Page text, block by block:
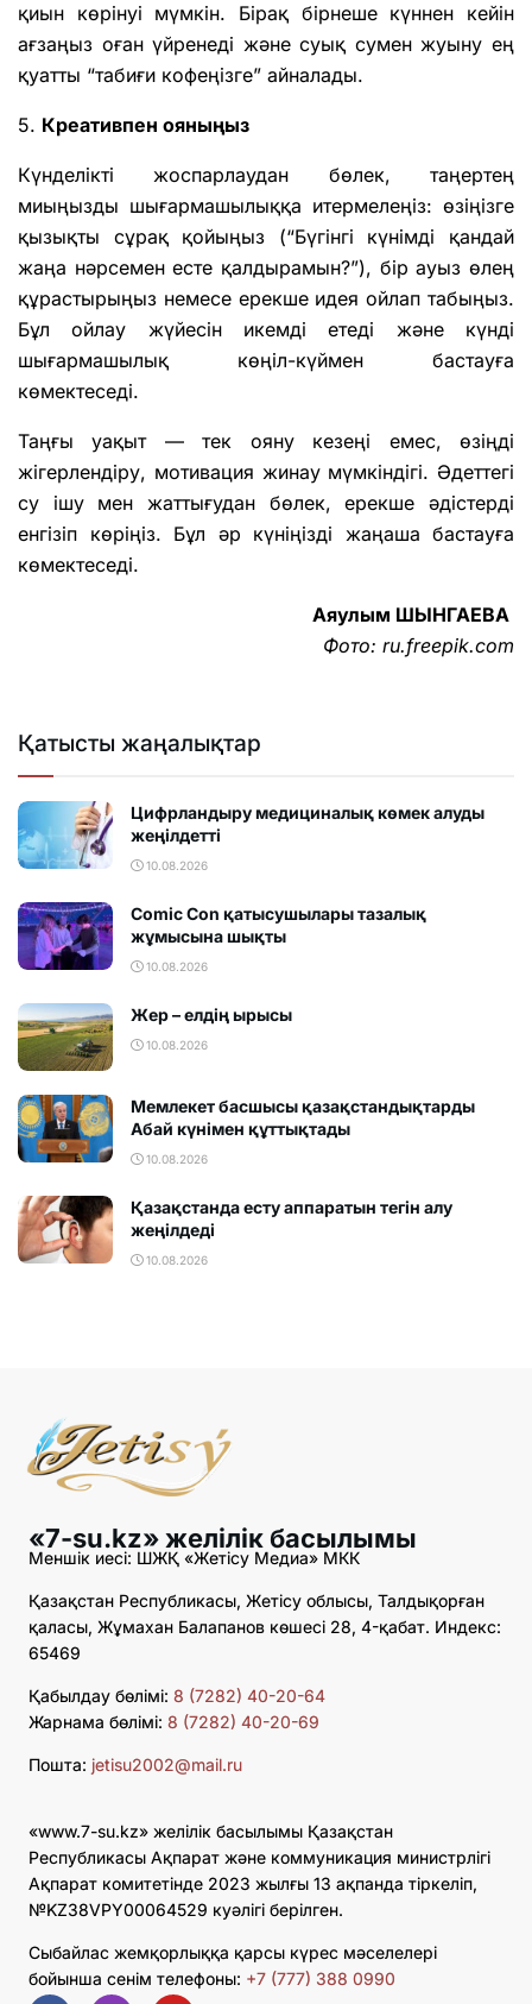
қиын көрінуі мүмкін. Бірақ бірнеше күннен кейін
ағзаңыз оған үйренеді және суық сумен жуыну ең
қуатты “табиғи кофеңізге” айналады.
5. Креативпен ояныңыз
Күнделікті жоспарлаудан бөлек, таңертең
миыңызды шығармашылыққа итермелеңіз: өзіңізге
қызықты сұрақ қойыңыз (“Бүгінгі күнімді қандай
жаңа нәрсемен есте қалдырамын?”), бір ауыз өлең
құрастырыңыз немесе ерекше идея ойлап табыңыз.
Бұл ойлау жүйесін икемді етеді және күнді
шығармашылық көңіл-күймен бастауға
көмектеседі.
Таңғы уақыт — тек ояну кезеңі емес, өзіңді
жігерлендіру, мотивация жинау мүмкіндігі. Әдеттегі
су ішу мен жаттығудан бөлек, ерекше әдістерді
енгізіп көріңіз. Бұл әр күніңізді жаңаша бастауға
көмектеседі.
Аяулым ШЫНГАЕВА
Фото: ru.freepik.com
Қатысты жаңалықтар
Цифрландыру медициналық көмек алуды
жеңілдетті
10.08.2026
Comic Con қатысушылары тазалық
жұмысына шықты
10.08.2026
Жер – елдің ырысы
10.08.2026
Мемлекет басшысы қазақстандықтарды
Абай күнімен құттықтады
10.08.2026
Қазақстанда есту аппаратын тегін алу
жеңілдеді
10.08.2026
«7-su.kz» желілік басылымы
Меншік иесі: ШЖҚ «Жетісу Медиа» МКК
Қазақстан Республикасы, Жетісу облысы, Талдықорған
қаласы, Жұмахан Балапанов көшесі 28, 4-қабат. Индекс:
65469
Қабылдау бөлімі: 8 (7282) 40-20-64
Жарнама бөлімі: 8 (7282) 40-20-69
Пошта: jetisu2002@mail.ru
«www.7-su.kz» желілік басылымы Қазақстан
Республикасы Ақпарат және коммуникация министрлігі
Ақпарат комитетінде 2023 жылғы 13 ақпанда тіркеліп,
№KZ38VPY00064529 куәлігі берілген.
Сыбайлас жемқорлыққа қарсы күрес мәселелері
бойынша сенім телефоны: +7 (777) 388 0990